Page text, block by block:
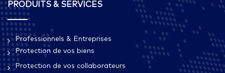
PRODUITS & SERVICES
Professionnels & Entreprises
Protection de vos biens
Protection de vos collaborateurs